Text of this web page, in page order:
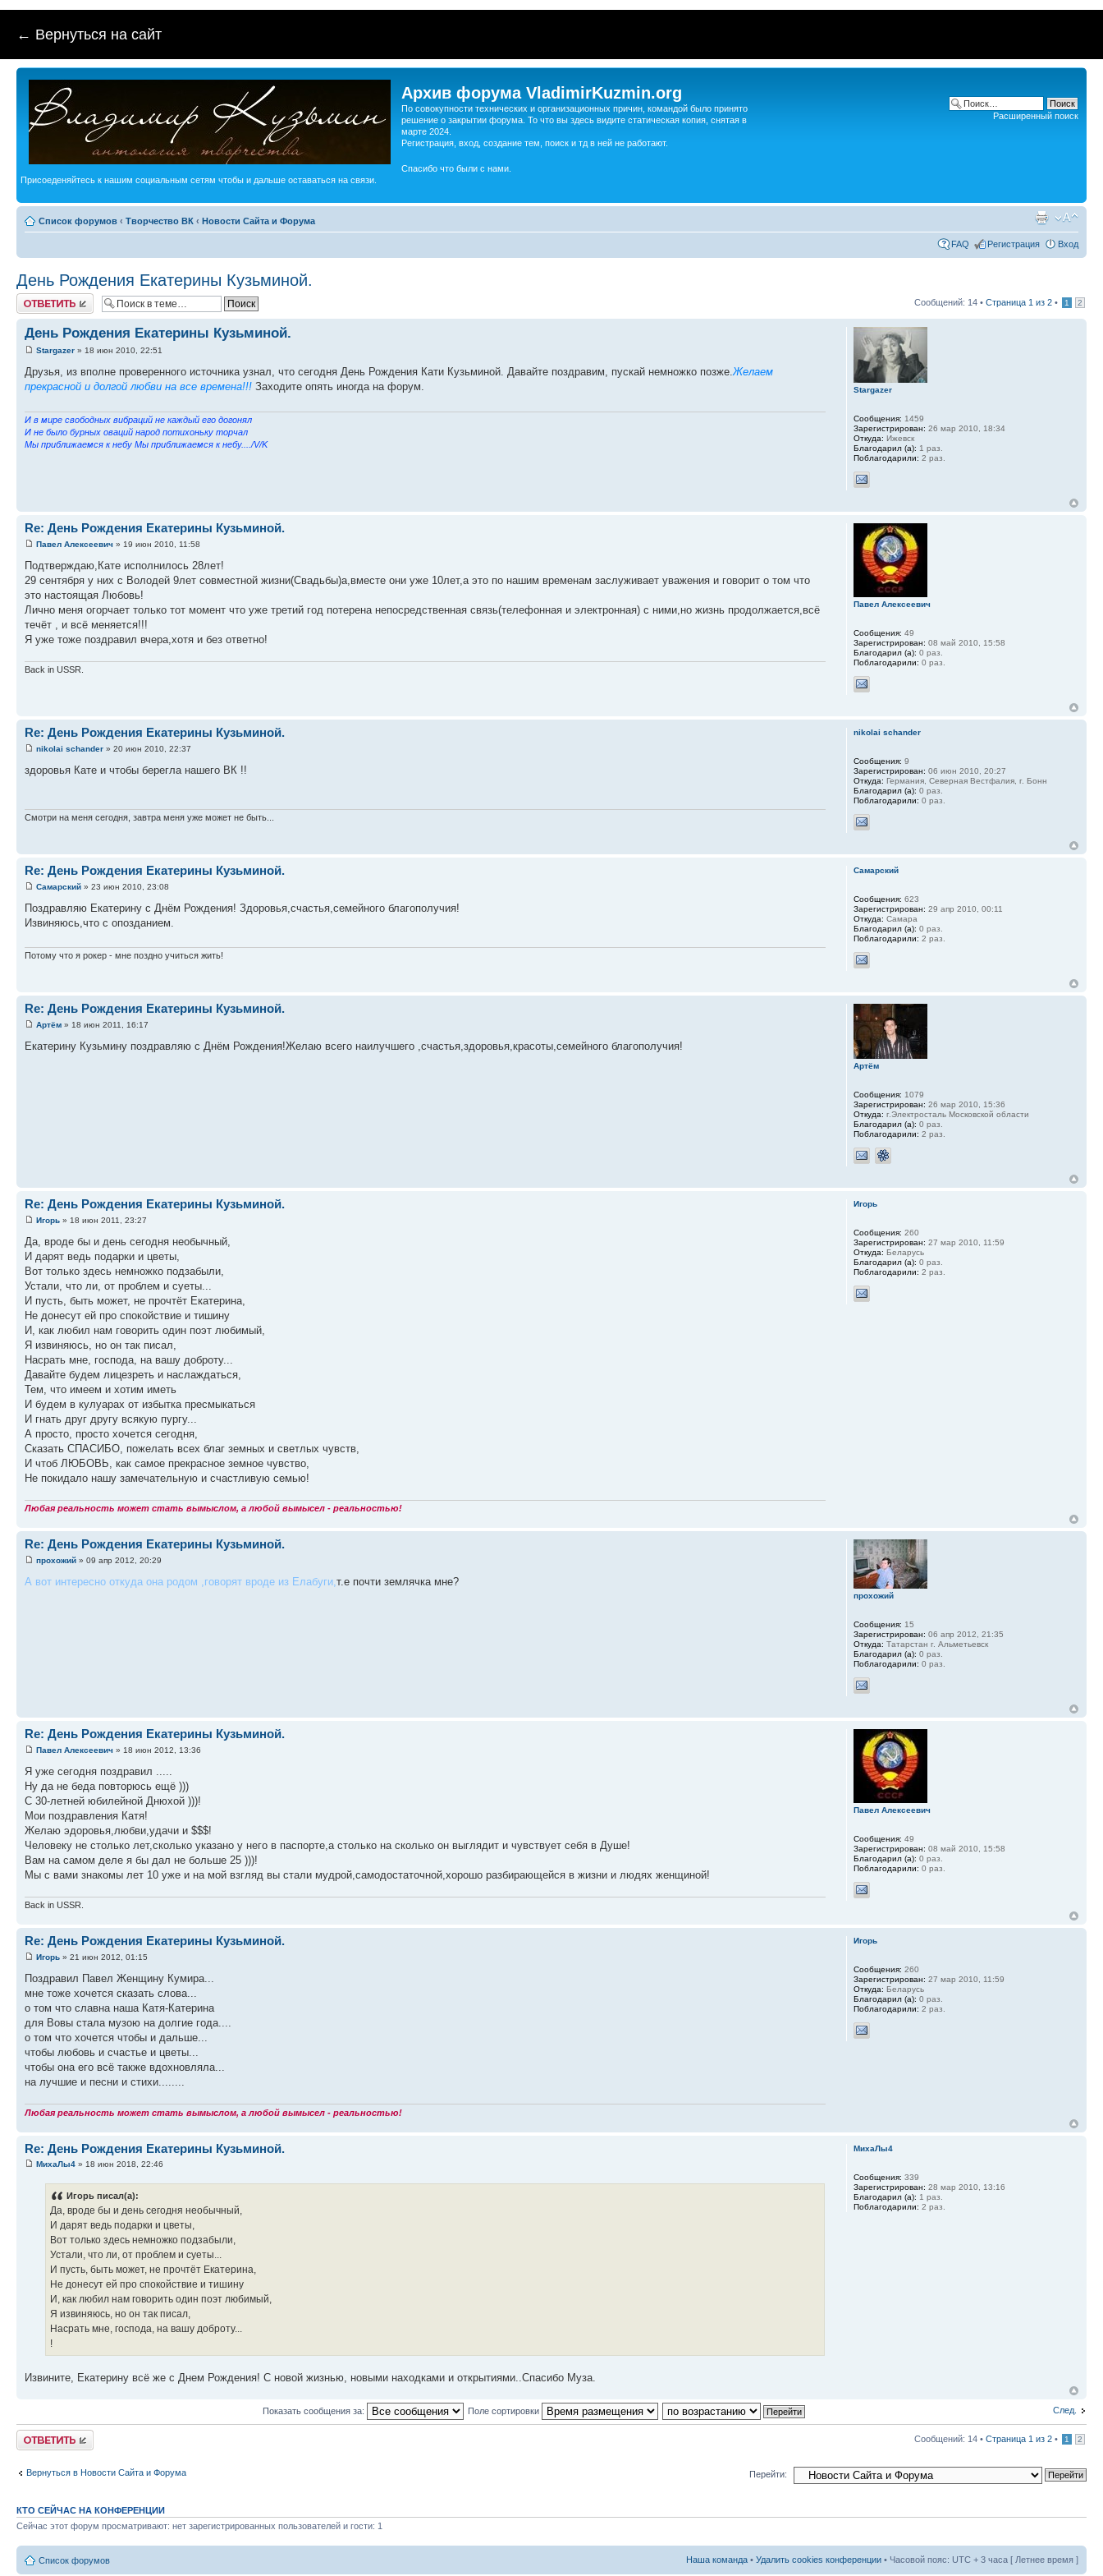
← Вернуться на сайт
Архив форума VladimirKuzmin.org
По совокупности технических и организационных причин, командой было принято
решение о закрытии форума. То что вы здесь видите статическая копия, снятая в
марте 2024.
Регистрация, вход, создание тем, поиск и тд в ней не работают.
Спасибо что были с нами.
Присоеденяйтесь к нашим социальным сетям чтобы и дальше оставаться на связи.
Расширенный поиск
Список форумов ‹ Творчество ВК ‹ Новости Сайта и Форума
FAQ Регистрация Вход
День Рождения Екатерины Кузьминой.
Ответить Сообщений: 14 • Страница 1 из 2 • 1 2
День Рождения Екатерины Кузьминой.
Stargazer » 18 июн 2010, 22:51
Друзья, из вполне проверенного источника узнал, что сегодня День Рождения Кати Кузьминой. Давайте поздравим, пускай немножко позже.Желаем
прекрасной и долгой любви на все времена!!! Заходите опять иногда на форум.
И в мире свободных вибраций не каждый его догонял
И не было бурных оваций народ потихоньку торчал
Мы приближаемся к небу Мы приближаемся к небу..../V/K
Stargazer
Сообщения: 1459
Зарегистрирован: 26 мар 2010, 18:34
Откуда: Ижевск
Благодарил (а): 1 раз.
Поблагодарили: 2 раз.
Re: День Рождения Екатерины Кузьминой.
Павел Алексеевич » 19 июн 2010, 11:58
Подтверждаю,Кате исполнилось 28лет!
29 сентября у них с Володей 9лет совместной жизни(Свадьбы)а,вместе они уже 10лет,а это по нашим временам заслуживает уважения и говорит о том что
это настоящая Любовь!
Лично меня огорчает только тот момент что уже третий год потерена непосредственная связь(телефонная и электронная) с ними,но жизнь продолжается,всё
течёт , и всё меняется!!!
Я уже тоже поздравил вчера,хотя и без ответно!
Back in USSR.
Павел Алексеевич
Сообщения: 49
Зарегистрирован: 08 май 2010, 15:58
Благодарил (а): 0 раз.
Поблагодарили: 0 раз.
Re: День Рождения Екатерины Кузьминой.
nikolai schander » 20 июн 2010, 22:37
здоровья Кате и чтобы берегла нашего ВК !!
Смотри на меня сегодня, завтра меня уже может не быть...
nikolai schander
Сообщения: 9
Зарегистрирован: 06 июн 2010, 20:27
Откуда: Германия, Северная Вестфалия, г. Бонн
Благодарил (а): 0 раз.
Поблагодарили: 0 раз.
Re: День Рождения Екатерины Кузьминой.
Самарский » 23 июн 2010, 23:08
Поздравляю Екатерину с Днём Рождения! Здоровья,счастья,семейного благополучия!
Извиняюсь,что с опозданием.
Потому что я рокер - мне поздно учиться жить!
Самарский
Сообщения: 623
Зарегистрирован: 29 апр 2010, 00:11
Откуда: Самара
Благодарил (а): 0 раз.
Поблагодарили: 2 раз.
Re: День Рождения Екатерины Кузьминой.
Артём » 18 июн 2011, 16:17
Екатерину Кузьмину поздравляю с Днём Рождения!Желаю всего наилучшего ,счастья,здоровья,красоты,семейного благополучия!
Артём
Сообщения: 1079
Зарегистрирован: 26 мар 2010, 15:36
Откуда: г.Электросталь Московской области
Благодарил (а): 0 раз.
Поблагодарили: 2 раз.
Re: День Рождения Екатерины Кузьминой.
Игорь » 18 июн 2011, 23:27
Да, вроде бы и день сегодня необычный,
И дарят ведь подарки и цветы,
Вот только здесь немножко подзабыли,
Устали, что ли, от проблем и суеты...
И пусть, быть может, не прочтёт Екатерина,
Не донесут ей про спокойствие и тишину
И, как любил нам говорить один поэт любимый,
Я извиняюсь, но он так писал,
Насрать мне, господа, на вашу доброту...
Давайте будем лицезреть и наслаждаться,
Тем, что имеем и хотим иметь
И будем в кулуарах от избытка пресмыкаться
И гнать друг другу всякую пургу...
А просто, просто хочется сегодня,
Сказать СПАСИБО, пожелать всех благ земных и светлых чувств,
И чтоб ЛЮБОВЬ, как самое прекрасное земное чувство,
Не покидало нашу замечательную и счастливую семью!
Любая реальность может стать вымыслом, а любой вымысел - реальностью!
Игорь
Сообщения: 260
Зарегистрирован: 27 мар 2010, 11:59
Откуда: Беларусь
Благодарил (а): 0 раз.
Поблагодарили: 2 раз.
Re: День Рождения Екатерины Кузьминой.
прохожий » 09 апр 2012, 20:29
А вот интересно откуда она родом ,говорят вроде из Елабуги, т.е почти землячка мне?
прохожий
Сообщения: 15
Зарегистрирован: 06 апр 2012, 21:35
Откуда: Татарстан г. Альметьевск
Благодарил (а): 0 раз.
Поблагодарили: 0 раз.
Re: День Рождения Екатерины Кузьминой.
Павел Алексеевич » 18 июн 2012, 13:36
Я уже сегодня поздравил .....
Ну да не беда повторюсь ещё )))
С 30-летней юбилейной Днюхой )))!
Мои поздравления Катя!
Желаю эдоровья,любви,удачи и $$$!
Человеку не столько лет,сколько указано у него в паспорте,а столько на сколько он выглядит и чувствует себя в Душе!
Вам на самом деле я бы дал не больше 25 )))!
Мы с вами знакомы лет 10 уже и на мой взгляд вы стали мудрой,самодостаточной,хорошо разбирающейся в жизни и людях женщиной!
Back in USSR.
Павел Алексеевич
Сообщения: 49
Зарегистрирован: 08 май 2010, 15:58
Благодарил (а): 0 раз.
Поблагодарили: 0 раз.
Re: День Рождения Екатерины Кузьминой.
Игорь » 21 июн 2012, 01:15
Поздравил Павел Женщину Кумира...
мне тоже хочется сказать слова...
о том что славна наша Катя-Катерина
для Вовы стала музою на долгие года....
о том что хочется чтобы и дальше...
чтобы любовь и счастье и цветы...
чтобы она его всё также вдохновляла...
на лучшие и песни и стихи........
Любая реальность может стать вымыслом, а любой вымысел - реальностью!
Игорь
Сообщения: 260
Зарегистрирован: 27 мар 2010, 11:59
Откуда: Беларусь
Благодарил (а): 0 раз.
Поблагодарили: 2 раз.
Re: День Рождения Екатерины Кузьминой.
МихаЛы4 » 18 июн 2018, 22:46
Игорь писал(а):
Да, вроде бы и день сегодня необычный,
И дарят ведь подарки и цветы,
Вот только здесь немножко подзабыли,
Устали, что ли, от проблем и суеты...
И пусть, быть может, не прочтёт Екатерина,
Не донесут ей про спокойствие и тишину
И, как любил нам говорить один поэт любимый,
Я извиняюсь, но он так писал,
Насрать мне, господа, на вашу доброту...
!
Извините, Екатерину всё же с Днем Рождения! С новой жизнью, новыми находками и открытиями..Спасибо Муза.
МихаЛы4
Сообщения: 339
Зарегистрирован: 28 мар 2010, 13:16
Благодарил (а): 1 раз.
Поблагодарили: 2 раз.
След.
Показать сообщения за: Поле сортировки
Ответить Сообщений: 14 • Страница 1 из 2 • 1 2
Вернуться в Новости Сайта и Форума Перейти:
КТО СЕЙЧАС НА КОНФЕРЕНЦИИ
Сейчас этот форум просматривают: нет зарегистрированных пользователей и гости: 1
Список форумов Наша команда • Удалить cookies конференции • Часовой пояс: UTC + 3 часа [ Летнее время ]